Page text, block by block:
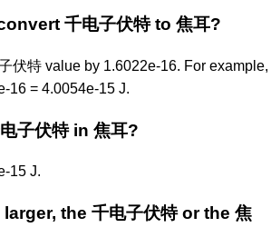
千电子伏特 to 焦耳?
伏特 value by 1.6022e-16. For example,
16 = 4.0054e-15 J.
子伏特 in 焦耳?
15 J.
the 千电子伏特 or the 焦